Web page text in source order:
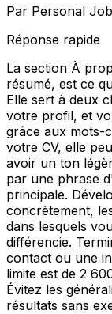
Par Personal
Réponse rapide
La section À
résumé, est ce
Elle sert à deux
votre profil, et
grâce aux mots-
votre CV, elle
avoir un ton
par une phrase
principale.
concrètement,
dans lesquels
différencie.
contact ou une
limite est de 2
Évitez les
résultats sans